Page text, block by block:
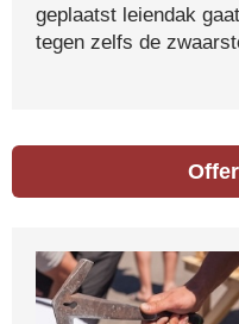
geplaatst leiendak
tegen zelfs de